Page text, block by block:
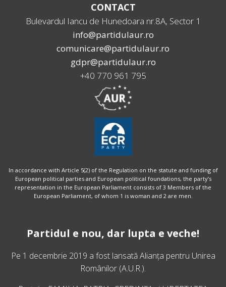
CONTACT
Bulevardul Iancu de Hunedoara nr.8A, Sector 1
info@partidulaur.ro
comunicare@partidulaur.ro
gdpr@partidulaur.ro
+40 770 961 795
In accordance with Article 5(2) of the Regulation on the statute and funding of
European political parties and European political foundations, the party’s
representation in the European Parliament consists of 3 Members of the
European Parliament, of whom 1 is woman and 2 are men.
Partidul e nou, dar lupta e veche!
Pe 1 decembrie 2019 a fost lansatăAlianța pentru Unirea
Românilor (A.U.R.).